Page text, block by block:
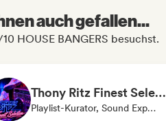
auch gefallen...
HOUSE BANGERS besuchst.
Thony Ritz Finest Selection
Playlist-Kurator, Sound Experte